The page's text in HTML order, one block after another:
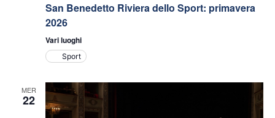
San Benedetto Riviera dello Sport: primavera
2026
Vari luoghi
Sport
MER
22